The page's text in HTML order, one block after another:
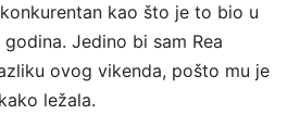
kao što je to bio u
Jedino bi sam Rea
ovog vikenda, pošto mu je
ležala.